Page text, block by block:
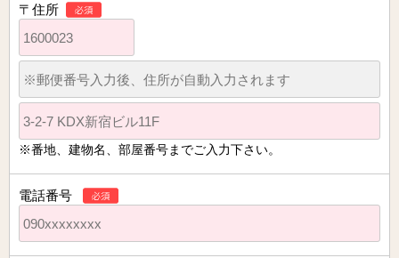
〒住所
※番地、建物名、部屋番号までご入力下さい。
電話番号